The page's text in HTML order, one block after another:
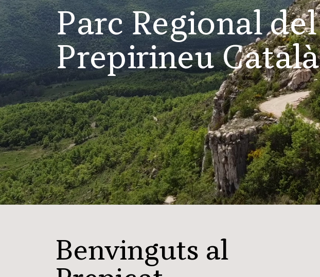
Parc Regional del
Prepirineu Català
Benvinguts al